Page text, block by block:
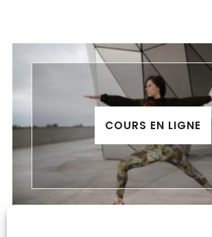
COURS EN LIGNE